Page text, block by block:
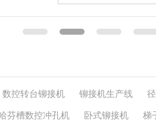
数控转台铆接机 铆接机生产线
芬槽数控冲孔机 卧式铆接机 梯